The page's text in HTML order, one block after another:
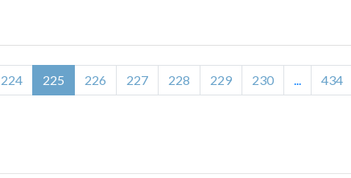
224 225 226 227 228 229 230 434